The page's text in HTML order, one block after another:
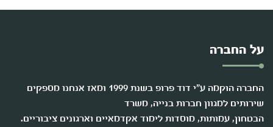
על החברה
החברה הוקמה ע"י דוד פרופ בשנת 1999 ומאז אנחנו מספקים
שירותים למגוון חברות בנייה, משרד
הבטחון, עמותות, מוסדות לימוד אקדמאיים וארגונים ציבוריים.